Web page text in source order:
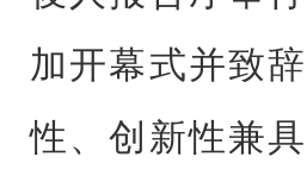
加开幕式并致
性、创新性兼